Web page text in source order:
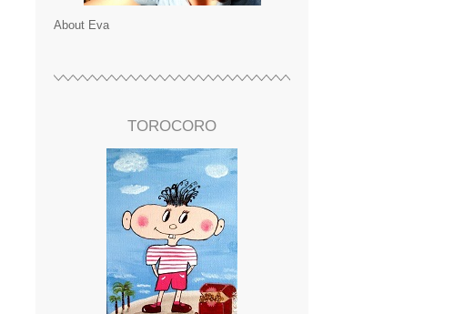
About Eva
TOROCORO